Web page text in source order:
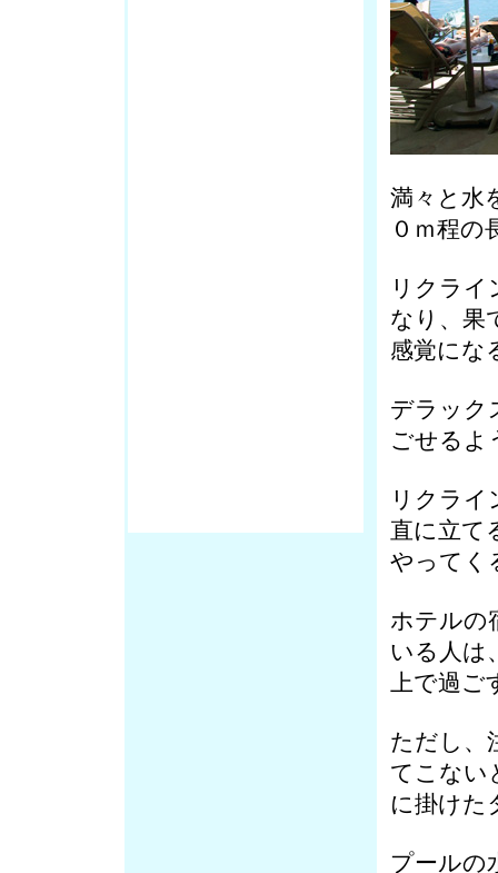
満々と水
０ｍ程の
リクライ
なり、果
感覚にな
デラック
ごせるよ
リクライ
直に立て
やってく
ホテルの
いる人は
上で過ご
ただし、
てこない
に掛けた
プールの